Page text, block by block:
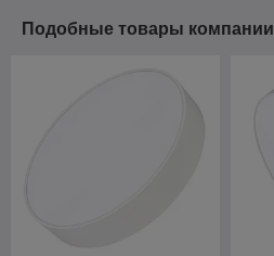
Подобные товары компании